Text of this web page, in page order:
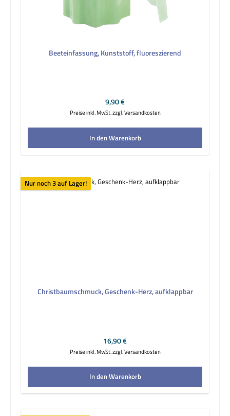
Beeteinfassung, Kunststoff, fluoreszierend
Regulärer Preis:
9,90 €
Preise inkl. MwSt. zzgl. Versandkosten
In den Warenkorb
Nur noch 3 auf Lager!
Christbaumschmuck, Geschenk-Herz, aufklappbar
Regulärer Preis:
16,90 €
Preise inkl. MwSt. zzgl. Versandkosten
In den Warenkorb